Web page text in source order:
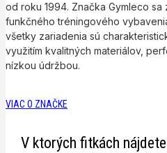
od roku 1994. Značka Gymleco sa
funkčného tréningového
všetky zariadenia sú
využitím kvalitných materiálov,
nízkou údržbou.
VIAC O ZNAČKE
V ktorých fitkách